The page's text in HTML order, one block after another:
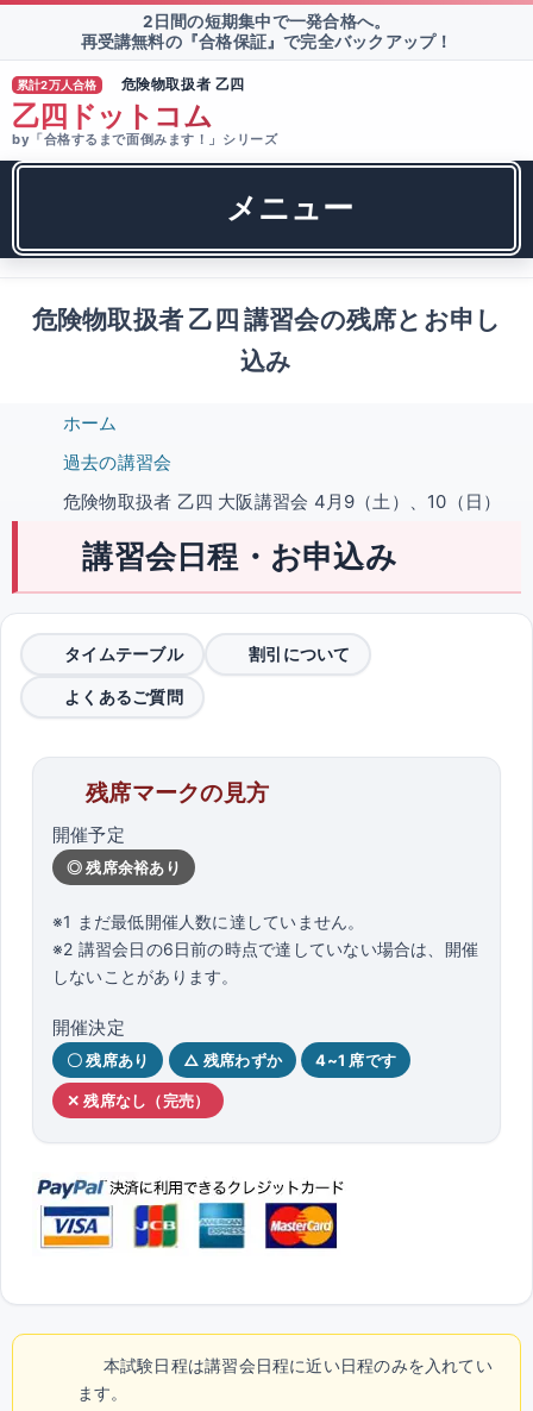
2日間の短期集中で一発合格へ。
再受講無料の『合格保証』で完全バックアップ！
累計2万人合格 危険物取扱者 乙四
乙四ドットコム
by「合格するまで面倒みます！」シリーズ
メニュー
危険物取扱者 乙四 講習会の残席とお申し
込み
ホーム
過去の講習会
危険物取扱者 乙四 大阪講習会 4月9（土）、10（日）
講習会日程・お申込み
タイムテーブル 割引について
よくあるご質問
残席マークの見方
開催予定
◎ 残席余裕あり
※1 まだ最低開催人数に達していません。
※2 講習会日の6日前の時点で達していない場合は、開催
しないことがあります。
開催決定
〇 残席あり △ 残席わずか 4~1 席です
✕ 残席なし（完売）
本試験日程は講習会日程に近い日程のみを入れてい
ます。